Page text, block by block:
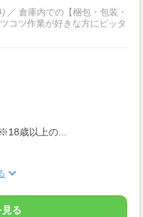
倉庫内での【梱包・包装・
コツ作業が好きな方にピッタ
歳以上の...
る